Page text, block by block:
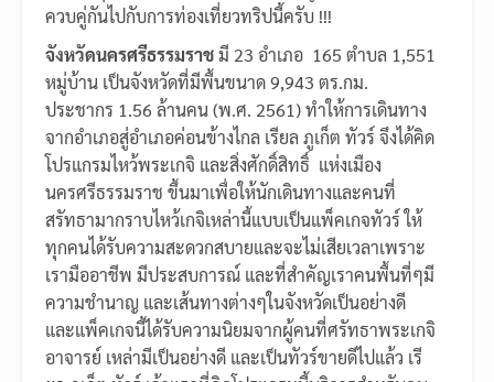
ควบคู่กันไปกับการท่องเที่ยวทริปนี้ครับ !!!
จังหวัดนครศรีธรรมราชมี 23 อำเภอ 165 ตำบล 1,551
หมู่บ้าน เป็นจังหวัดที่มีพื้นขนาด 9,943 ตร.กม.
ประชากร 1.56 ล้านคน (พ.ศ. 2561) ทำให้การเดินทาง
จากอำเภอสู่อำเภอค่อนข้างไกล เรียล ภูเก็ต ทัวร์ จึงได้คิด
โปรแกรมไหว้พระเกจิ และสิ่งศักดิ์สิทธิ์ แห่งเมือง
นครศรีธรรมราช ขึ้นมาเพื่อให้นักเดินทางและคนที่
สรัทธามากราบไหว้เกจิเหล่านี้แบบเป็นแพ็คเกจทัวร์ ให้
ทุกคนได้รับความสะดวกสบายและจะไม่เสียเวลาเพราะ
เรามืออาชีพ มีประสบการณ์ และที่สำคัญเราคนพื้นที่ๆมี
ความชำนาญ และเส้นทางต่างๆในจังหวัดเป็นอย่างดี
และแพ็คเกจนี้ได้รับความนิยมจากผู้คนที่ศรัทธาพระเกจิ
อาจารย์ เหล่ามีเป็นอย่างดี และเป็นทัวร์ขายดีไปแล้ว เรี